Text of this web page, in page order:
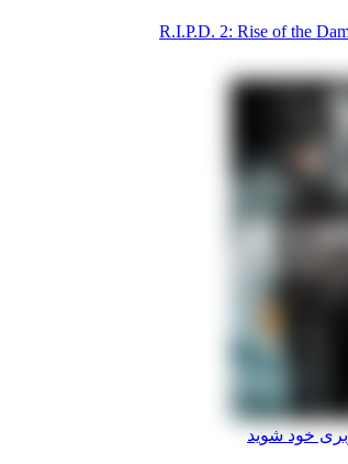
R.I.P.D. 2: Rise of the
خود شوید